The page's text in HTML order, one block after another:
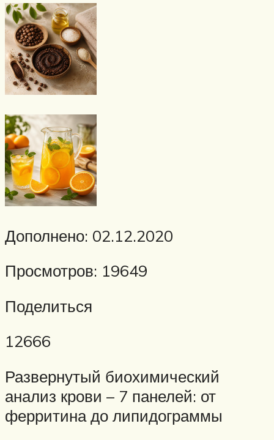
Дополнено: 02.12.2020
Просмотров: 19649
Поделиться
12666
Развернутый биохимический
анализ крови – 7 панелей: от
ферритина до липидограммы